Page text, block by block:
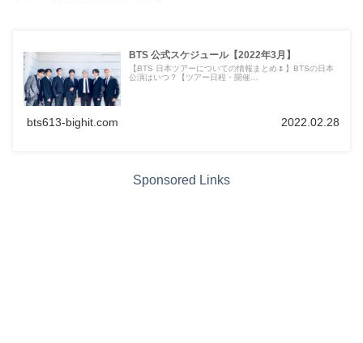
BTS 公式スケジュール【2022年3月】
【BTS 日本ツアーについての情報まとめ🌷】BTSの日本
公演はいつ？【ツアー日程・開催...
bts613-bighit.com 2022.02.28
Sponsored Links